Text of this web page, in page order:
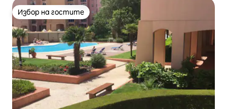
Избор на гостите
Избор на гостите